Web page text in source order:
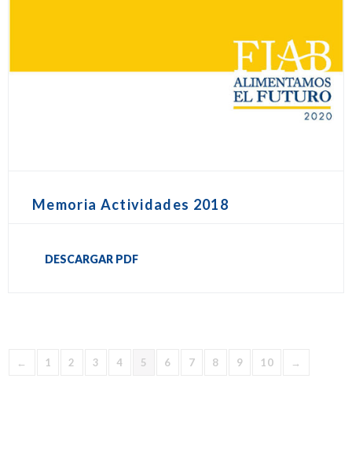
Memoria Actividades 2018
DESCARGAR PDF
← 1 2 3 4 5 6 7 8 9 10 →